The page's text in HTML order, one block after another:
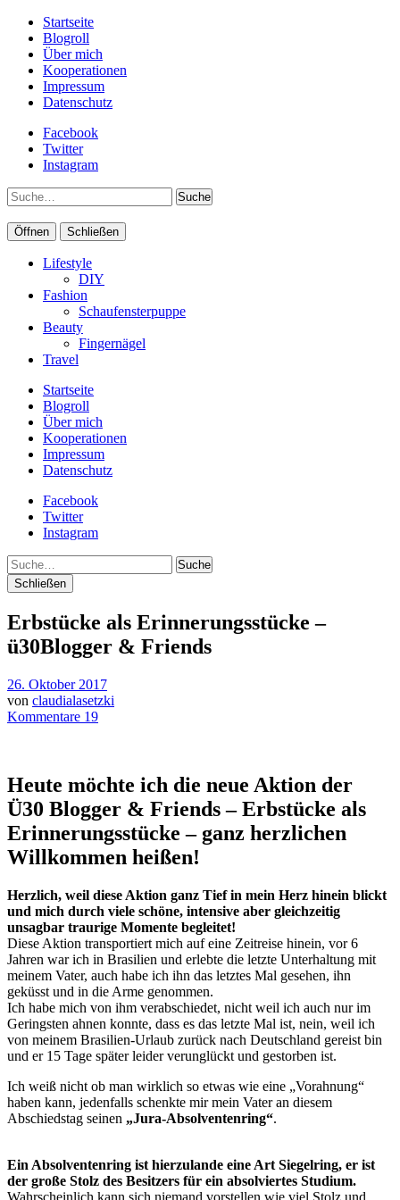
Startseite
Blogroll
Über mich
Kooperationen
Impressum
Datenschutz
Facebook
Twitter
Instagram
Suche
Öffnen Schließen
Lifestyle
DIY
Fashion
Schaufensterpuppe
Beauty
Fingernägel
Travel
Startseite
Blogroll
Über mich
Kooperationen
Impressum
Datenschutz
Facebook
Twitter
Instagram
Suche
Schließen
Erbstücke als Erinnerungsstücke –
ü30Blogger & Friends
26. Oktober 2017
von claudialasetzki
Kommentare 19
Heute möchte ich die neue Aktion der
Ü30 Blogger & Friends – Erbstücke als
Erinnerungsstücke – ganz herzlichen
Willkommen heißen!
Herzlich, weil diese Aktion ganz Tief in mein Herz hinein blickt
und mich durch viele schöne, intensive aber gleichzeitig
unsagbar traurige Momente begleitet!
Diese Aktion transportiert mich auf eine Zeitreise hinein, vor 6
Jahren war ich in Brasilien und erlebte die letzte Unterhaltung mit
meinem Vater, auch habe ich ihn das letztes Mal gesehen, ihn
geküsst und in die Arme genommen.
Ich habe mich von ihm verabschiedet, nicht weil ich auch nur im
Geringsten ahnen konnte, dass es das letzte Mal ist, nein, weil ich
von meinem Brasilien-Urlaub zurück nach Deutschland gereist bin
und er 15 Tage später leider verunglückt und gestorben ist.
Ich weiß nicht ob man wirklich so etwas wie eine „Vorahnung“
haben kann, jedenfalls schenkte mir mein Vater an diesem
Abschiedstag seinen „Jura-Absolventenring“.
Ein Absolventenring ist hierzulande eine Art Siegelring, er ist
der große Stolz des Besitzers für ein absolviertes Studium.
Wahrscheinlich kann sich niemand vorstellen wie viel Stolz und